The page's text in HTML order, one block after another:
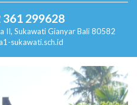
361 299628
II, SukawatiGianyar Bali 80582
sukawati.sch.id